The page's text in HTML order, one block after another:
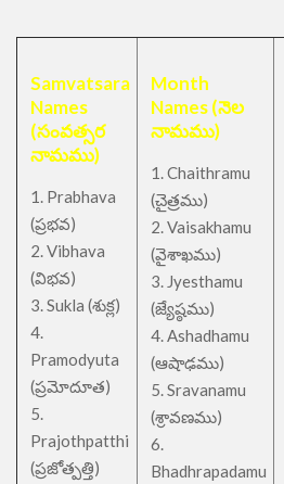
Samvatsara
Names
(సంవత్సర
నామము)
1. Prabhava
(ప్రభవ)
2. Vibhava
(విభవ)
3. Sukla (శుక్ల)
4.
Pramodyuta
(ప్రమోదూత)
5.
Prajothpatthi
(ప్రజోత్పత్తి)
Month
Names (నెల
నామము)
1. Chaithramu
(చైత్రము)
2. Vaisakhamu
(వైశాఖము)
3. Jyesthamu
(జ్యేష్ఠము)
4. Ashadhamu
(ఆషాఢము)
5. Sravanamu
(శ్రావణము)
6.
Bhadhrapadamu